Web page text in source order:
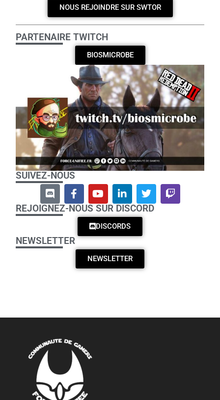
NOUS REJOINDRE SUR SWTOR
PARTENAIRE TWITCH
BIOSMICROBE
SUIVEZ-NOUS
REJOIGNEZ-NOUS SUR DISCORD
DISCORDS
NEWSLETTER
NEWSLETTER